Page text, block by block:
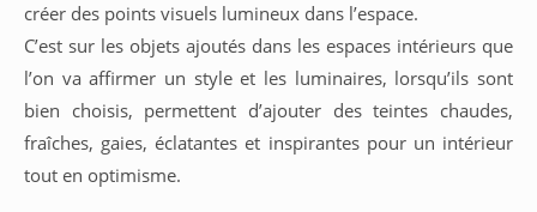
créer des points visuels lumineux dans l’espace.
C’est sur les objets ajoutés dans les espaces intérieurs que
l’on va affirmer un style et les luminaires, lorsqu’ils sont
bien choisis, permettent d’ajouter des teintes chaudes,
fraîches, gaies, éclatantes et inspirantes pour un intérieur
tout en optimisme.